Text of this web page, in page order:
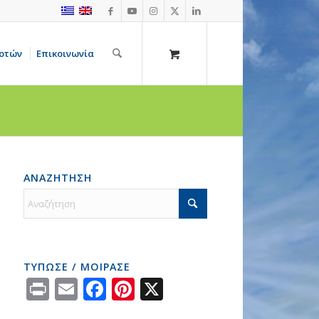
Επικοινωνία
ΑΝΑΖΗΤΗΣΗ
ΤΥΠΩΣΕ / ΜΟΙΡΑΣΕ
PrintEmailFacebook
Pinterest